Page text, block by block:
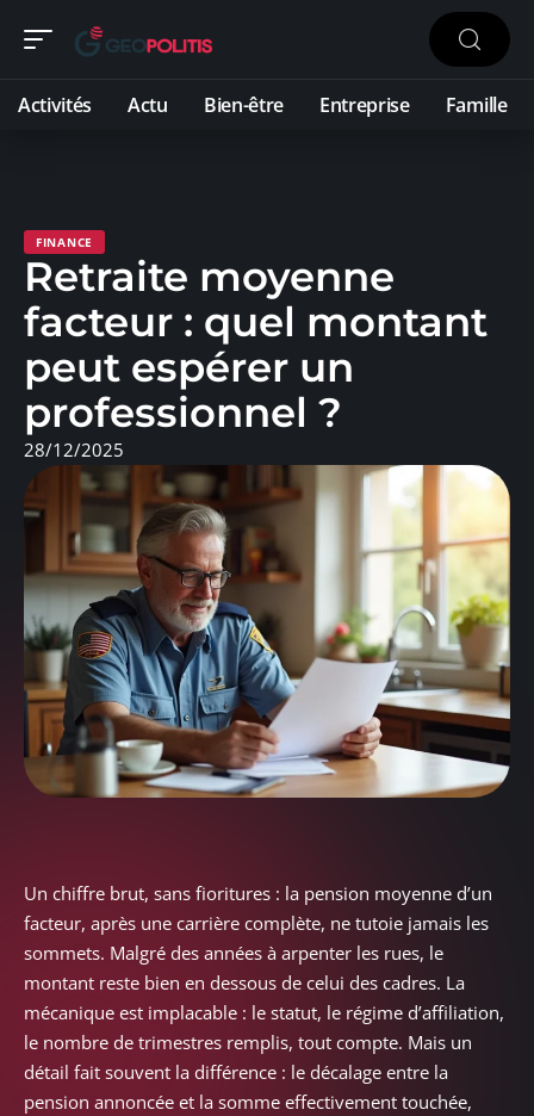
Activités Actu Bien-être Entreprise Famille
FINANCE
Retraite moyenne
facteur : quel montant
peut espérer un
professionnel ?
28/12/2025
Un chiffre brut, sans fioritures : la pension moyenne d’un
facteur, après une carrière complète, ne tutoie jamais les
sommets. Malgré des années à arpenter les rues, le
montant reste bien en dessous de celui des cadres. La
mécanique est implacable : le statut, le régime d’affiliation,
le nombre de trimestres remplis, tout compte. Mais un
détail fait souvent la différence : le décalage entre la
pension annoncée et la somme effectivement touchée,